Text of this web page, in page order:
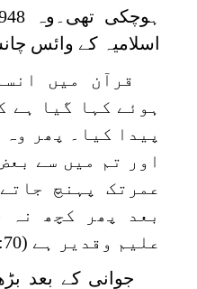
اسلامیہ کے وائس
قرآن میں
ہوئے کہا گیا ہے
پیدا کیا۔ پھر
اور تم میں سے
عمرتک پہنچ
بعد پھر کچھ نہ
علیم وقدیر ہے (16:70)۔
جوانی کے بعد